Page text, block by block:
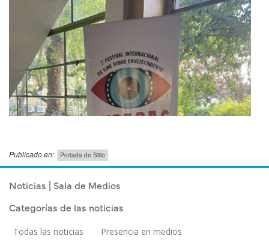
Noticias | Sala de Medios
Categorías de las noticias
Todas las noticias
Presencia en medios
Publicado en: Portada de Sitio
Publicado el Miércoles 1 Octubre, 2025